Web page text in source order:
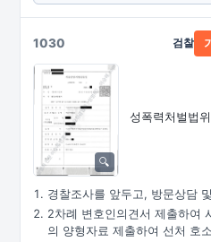
1030
성폭력처벌법
검찰
경찰조사를 앞두고, 방문상담
2차례 변호인의견서 제출하여
의 양형자료 제출하여 선처 호소